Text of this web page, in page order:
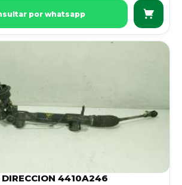
por whatsapp
DIRECCION 4410A246